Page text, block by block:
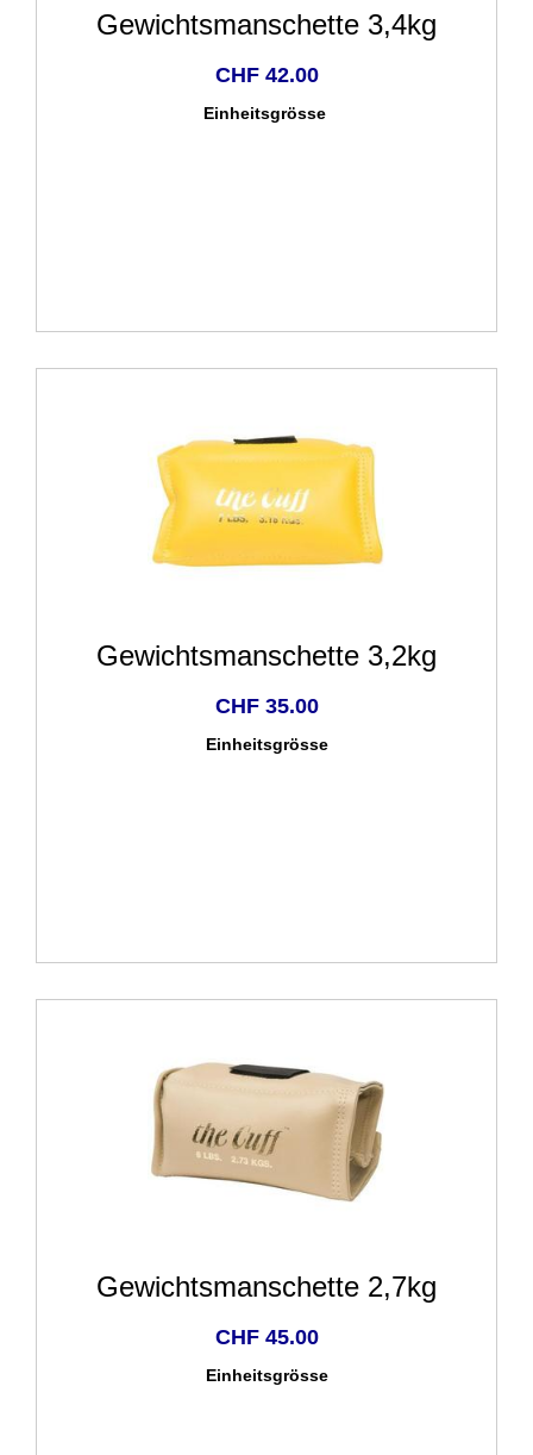
Gewichtsmanschette 3,4kg
CHF 42.00
Einheitsgrösse
Gewichtsmanschette 3,2kg
CHF 35.00
Einheitsgrösse
Gewichtsmanschette 2,7kg
CHF 45.00
Einheitsgrösse